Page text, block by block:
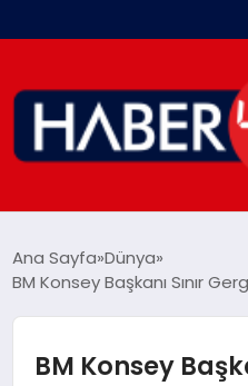
DÜNYA
Ana Sayfa Dünya
BM Konsey Başkanı Sınır
BM Konsey